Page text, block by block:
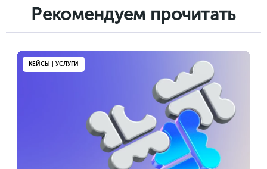
Рекомендуем прочитать
КЕЙСЫ | УСЛУГИ